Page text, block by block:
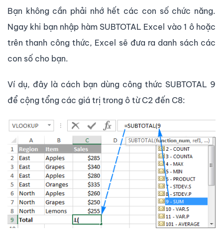
Bạn không cần phải nhớ hết các con số chức năng.
Ngay khi bạn nhập hàm SUBTOTAL Excel vào 1 ô hoặc
trên thanh công thức, Excel sẽ đưa ra danh sách các
con số cho bạn.
Ví dụ, đây là cách bạn dùng công thức SUBTOTAL 9
để cộng tổng các giá trị trong ô từ C2 đến C8: